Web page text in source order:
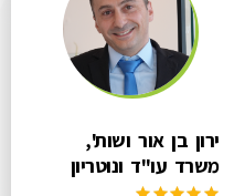
ירון בן אור ושות',
משרד עו"ד ונוטריון